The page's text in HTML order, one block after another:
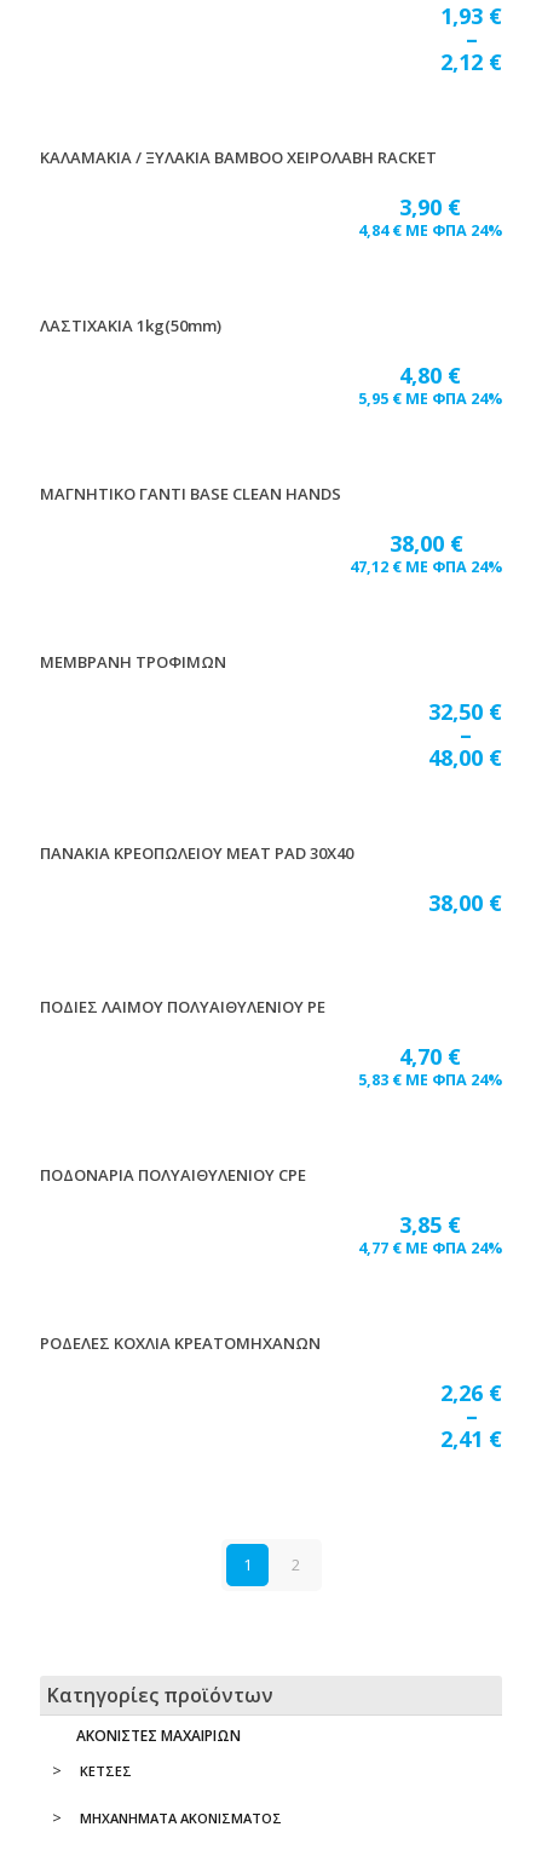
1,93 €
–
2,12 €
ΚΑΛΑΜΑΚΙΑ / ΞΥΛΑΚΙΑ BAMBOO ΧΕΙΡΟΛΑΒΗ RACKET
3,90 €
4,84€ ΜΕ ΦΠΑ 24%
ΛΑΣΤΙΧΑΚΙΑ 1kg(50mm)
4,80 €
5,95 € ΜΕ ΦΠΑ 24%
ΜΑΓΝΗΤΙΚΟ ΓΑΝΤΙ BASE CLEAN HANDS
38,00 €
47,12 € ΜΕ ΦΠΑ 24%
ΜΕΜΒΡΑΝΗ ΤΡΟΦΙΜΩΝ
32,50 €
–
48,00 €
ΠΑΝΑΚΙΑ ΚΡΕΟΠΩΛΕΙΟΥ MEAT PAD 30Χ40
38,00 €
ΠΟΔΙΕΣ ΛΑΙΜΟΥ ΠΟΛΥΑΙΘΥΛΕΝΙΟΥ ΡΕ
4,70 €
5,83 € ΜΕ ΦΠΑ 24%
ΠΟΔΟΝΑΡΙΑ ΠΟΛΥΑΙΘΥΛΕΝΙΟΥ CPE
3,85 €
4,77 € ΜΕ ΦΠΑ 24%
ΡΟΔΕΛΕΣ ΚΟΧΛΙΑ ΚΡΕΑΤΟΜΗΧΑΝΩΝ
2,26 €
–
2,41 €
1 2
Κατηγορίες προϊόντων
ΑΚΟΝΙΣΤΕΣ ΜΑΧΑΙΡΙΩΝ
ΚΕΤΣΕΣ
ΜΗΧΑΝΗΜΑΤΑ ΑΚΟΝΙΣΜΑΤΟΣ